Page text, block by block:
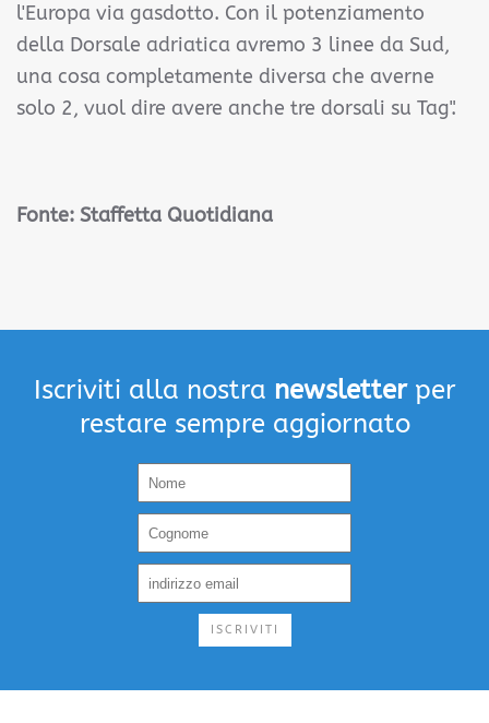
l'Europa via gasdotto. Con il potenziamento
della Dorsale adriatica avremo 3 linee da Sud,
una cosa completamente diversa che averne
solo 2, vuol dire avere anche tre dorsali su Tag".
Fonte: Staffetta Quotidiana
Iscriviti alla nostra newsletterper
restare sempre aggiornato
ISCRIVITI